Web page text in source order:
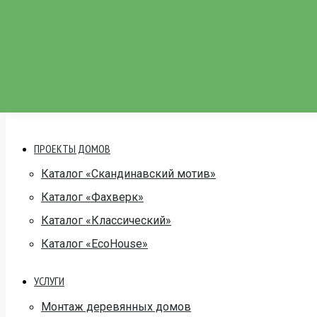
ПРОЕКТЫ ДОМОВ
Каталог «Скандинавский мотив»
Каталог «Фахверк»
Каталог «Классический»
Каталог «EcoHouse»
УСЛУГИ
Монтаж деревянных домов